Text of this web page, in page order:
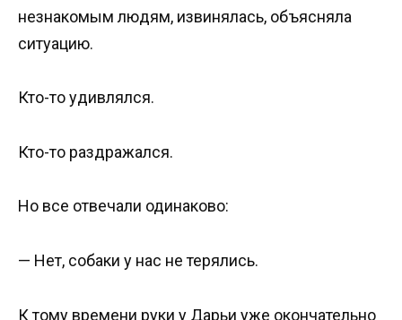
незнакомым людям, извинялась, объясняла
ситуацию.
Кто-то удивлялся.
Кто-то раздражался.
Но все отвечали одинаково:
— Нет, собаки у нас не терялись.
К тому времени руки у Дарьи уже окончательно